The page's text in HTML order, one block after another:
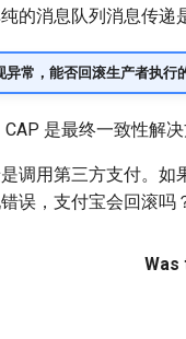
的消息队列消息传递
异常，能否回滚生产者执行
是最终一致性解决
调用第三方支付。
误，支付宝会回滚吗
Was